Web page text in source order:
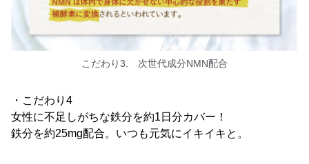
こだわり3. 次世代成分NMN配合
・こだわり4
女性に不足しがちな鉄分を約1日分カバー！
鉄分を約25mg配合。いつも元気にイキイキと。